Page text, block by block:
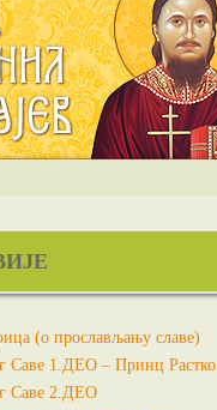
(о прослављању славе)
Саве 1.ДЕО – Принц Растко
Саве 2.ДЕО